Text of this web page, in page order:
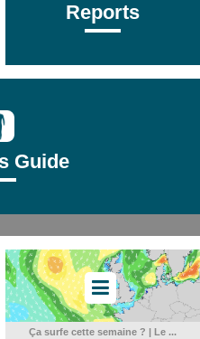
Reports
Guide
Ça surfe cette semaine ? | Le ...